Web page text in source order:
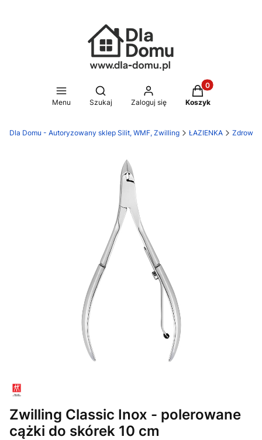
Menu
Otwórz wyszukiwarkę
Szukaj Zaloguj się
Produkty w
Koszyk
Dla Domu - Autoryzowany sklep Silit, WMF, Zwilling ŁAZIENKA Zdrowie
Zwilling Classic Inox - polerowane
cążki do skórek 10 cm